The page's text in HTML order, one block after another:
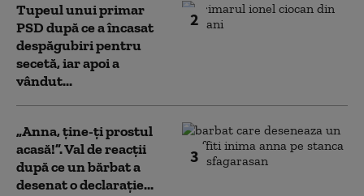
2
Tupeul unui primar
PSD după ce a încasat
despăgubiri pentru
secetă, iar apoi a
vândut...
3
„Anna, ţine-ţi prostul
acasă!”. Val de reacții
după ce un bărbat a
desenat o declarație...